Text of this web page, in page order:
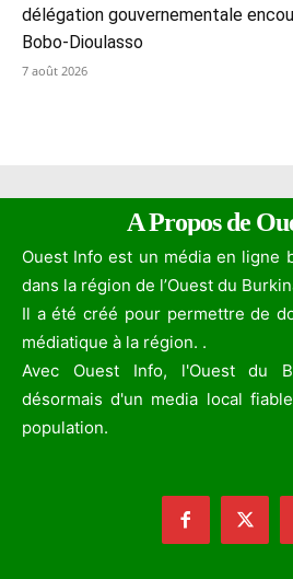
délégation gouvernementale
Bobo-Dioulasso
7 août 2026
A Propos de
Ouest Info est un média en ligne
dans la région de l’Ouest du
Il a été créé pour permettre de
médiatique à la région. .
Avec Ouest Info, l'Ouest du
désormais d'un media local
population.